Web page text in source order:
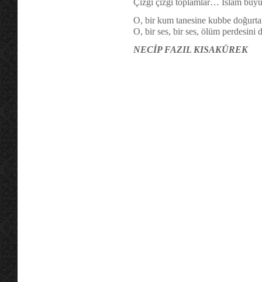
Çizgi çizgi toplamlar… İslâm
O, bir kum tanesine kubbe
O, bir ses, bir ses, ölüm perdesini
NECİP FAZIL KISAKÜREK